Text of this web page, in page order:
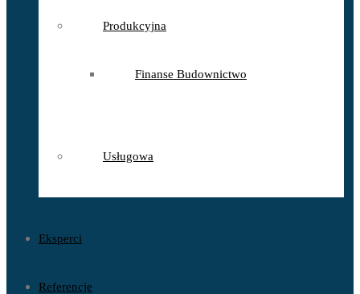
Produkcyjna
Finanse Budownictwo
Usługowa
Eksperci
Referencje